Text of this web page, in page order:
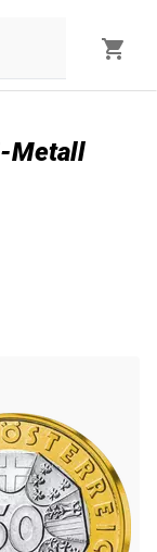
Metall